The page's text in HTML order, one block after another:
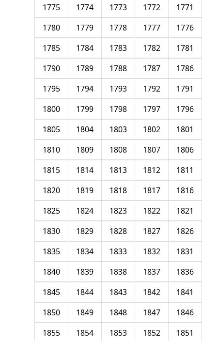
1771
1772
1773
1774
1775
1776
1777
1778
1779
1780
1781
1782
1783
1784
1785
1786
1787
1788
1789
1790
1791
1792
1793
1794
1795
1796
1797
1798
1799
1800
1801
1802
1803
1804
1805
1806
1807
1808
1809
1810
1811
1812
1813
1814
1815
1816
1817
1818
1819
1820
1821
1822
1823
1824
1825
1826
1827
1828
1829
1830
1831
1832
1833
1834
1835
1836
1837
1838
1839
1840
1841
1842
1843
1844
1845
1846
1847
1848
1849
1850
1851
1852
1853
1854
1855